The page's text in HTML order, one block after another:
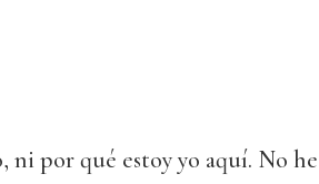
ni por qué estoy yo aquí. No he